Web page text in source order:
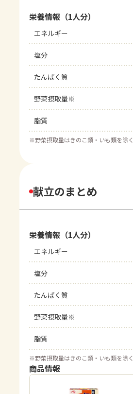
栄養情報（1人分）
エネルギー
塩分
たんぱく質
野菜摂取量※
脂質
※野菜摂取量はきのこ類・いも類を除く
献立のまとめ
栄養情報（1人分）
エネルギー
塩分
たんぱく質
野菜摂取量※
脂質
※野菜摂取量はきのこ類・いも類を除く
商品情報